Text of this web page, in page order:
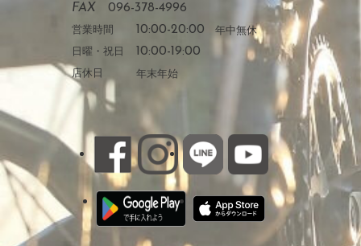
FAX
096-378-4996
営業時間 10:00-20:00 年中無休
日曜・祝日
10:00-19:00
店休日 年末年始